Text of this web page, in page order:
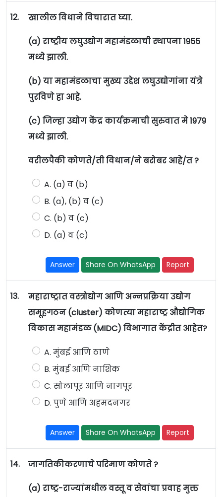
12. खालील विधाने विचारात घ्या.
(a) राष्ट्रीय लघुउद्योग महामंडळाची स्थापना 1955
मध्ये झाली.
(b) या महामंडळाचा मुख्य उद्देश लघुउद्योगांना यंत्रे
पुरविणे हा आहे.
(c) जिल्हा उद्योग केंद्र कार्यक्रमाची सुरुवात मे 1979
मध्ये झाली.
वरीलपैकी कोणते/ती विधान/ने बरोबर आहे/त ?
A. (a) व (b)
B. (a), (b) व (c)
C. (b) व (c)
D. (a) व (c)
Answer Share On WhatsApp Report
13.
महाराष्ट्रात वस्त्रोद्योग आणि अन्नप्रक्रिया उद्योग
समूहगठन (cluster) कोणत्या महाराष्ट्र औद्योगिक
विकास महामंडळ (MIDC) विभागात केंद्रीत आहेत?
A. मुंबई आणि ठाणे
B. मुंबई आणि नाशिक
C. सोलापूर आणि नागपूर
D. पुणे आणि अहमदनगर
Answer Share On WhatsApp Report
14. जागतिकीकरणाचे परिमाण कोणते ?
(a) राष्ट्र-राज्यांमधील वस्तू व सेवांचा प्रवाह मुक्त